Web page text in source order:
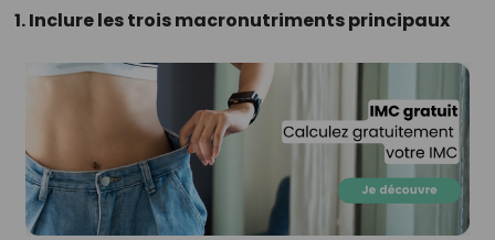
1. Inclure les trois macronutriments principaux